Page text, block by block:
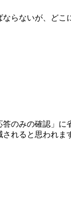
らないが、どこ
のみの確認」に
れると思われま